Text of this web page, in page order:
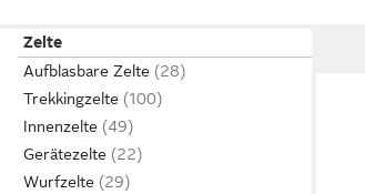
Zelte
Aufblasbare Zelte
Trekkingzelte
Innenzelte
Gerätezelte
Wurfzelte